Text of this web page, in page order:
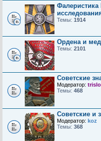
Темы: 1914
Ордена и
Темы: 2101
Советские
Модератор:
Темы: 468
Советские и
Модератор: koz
Темы: 368